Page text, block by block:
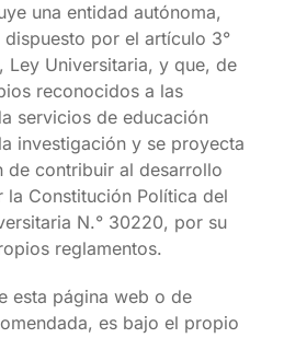
una entidad autónoma,
por el artículo 3°
Ley Universitaria, y que, de
reconocidos a las
servicios de educación
investigación y se proyecta
de contribuir al desarrollo
la Constitución Política del
N.° 30220, por su
reglamentos.
esta página web o de
es bajo el propio